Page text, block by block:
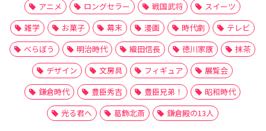
アニメ
ロングセラー 戦国武将
スイーツ
雑学
お菓子 幕末 漫画 時代劇
テレビ
べらぼう
明治時代 織田信長 徳川家康
抹茶
デザイン
文房具 フィギュア
展覧会
鎌倉時代
豊臣秀吉 豊臣兄弟！
昭和時代
光る君へ
葛飾北斎 鎌倉殿の13人